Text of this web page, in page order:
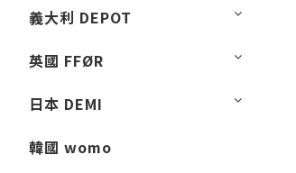
義大利 DEPOT
英國 FFØR
日本 DEMI
韓國 womo